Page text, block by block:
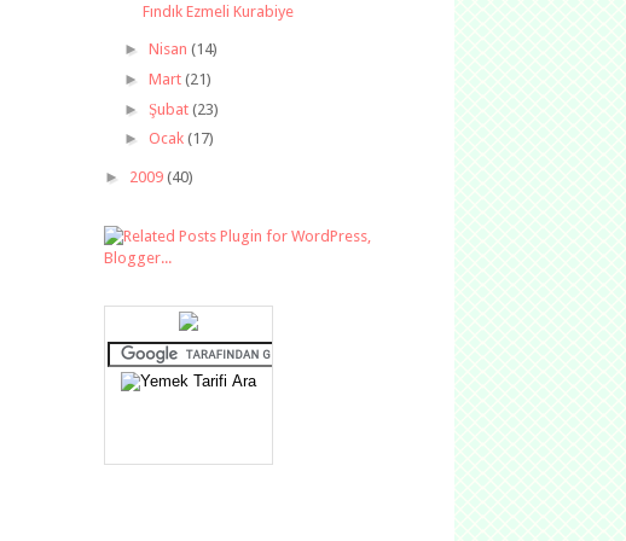
Fındık Ezmeli Kurabiye
► Nisan (14)
► Mart (21)
► Şubat (23)
► Ocak (17)
► 2009 (40)